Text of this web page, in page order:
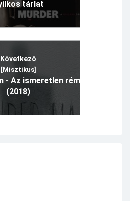
tárlat
Következő
[Misztikus]
- Az ismeretlen rém
(2018)